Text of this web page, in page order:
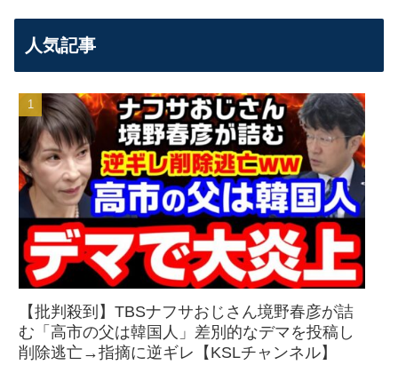
人気記事
【批判殺到】TBSナフサおじさん境野春彦が詰
む「高市の父は韓国人」差別的なデマを投稿し
削除逃亡→指摘に逆ギレ【KSLチャンネル】